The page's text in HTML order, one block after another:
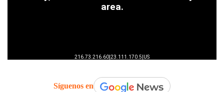
Síguenos en